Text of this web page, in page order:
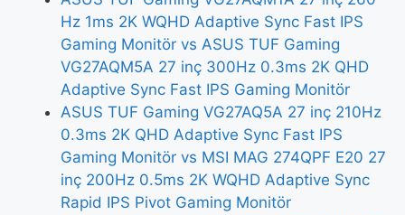
Hz 1ms 2K WQHD Adaptive Sync Fast IPS
Gaming Monitör vs ASUS TUF Gaming
VG27AQM5A 27 inç 300Hz 0.3ms 2K QHD
Adaptive Sync Fast IPS Gaming Monitör
ASUS TUF Gaming VG27AQ5A 27 inç 210Hz
0.3ms 2K QHD Adaptive Sync Fast IPS
Gaming Monitör vs MSI MAG 274QPF E20 27
inç 200Hz 0.5ms 2K WQHD Adaptive Sync
Rapid IPS Pivot Gaming Monitör